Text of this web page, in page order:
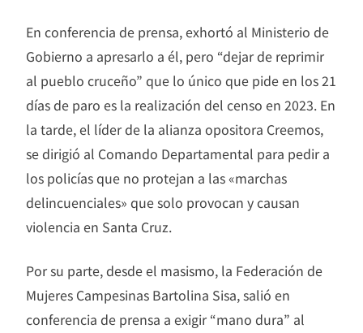
En conferencia de prensa, exhortó al Ministerio de
Gobierno a apresarlo a él, pero “dejar de reprimir
al pueblo cruceño” que lo único que pide en los 21
días de paro es la realización del censo en 2023. En
la tarde, el líder de la alianza opositora Creemos,
se dirigió al Comando Departamental para pedir a
los policías que no protejan a las «marchas
delincuenciales» que solo provocan y causan
violencia en Santa Cruz.
Por su parte, desde el masismo, la Federación de
Mujeres Campesinas Bartolina Sisa, salió en
conferencia de prensa a exigir “mano dura” al